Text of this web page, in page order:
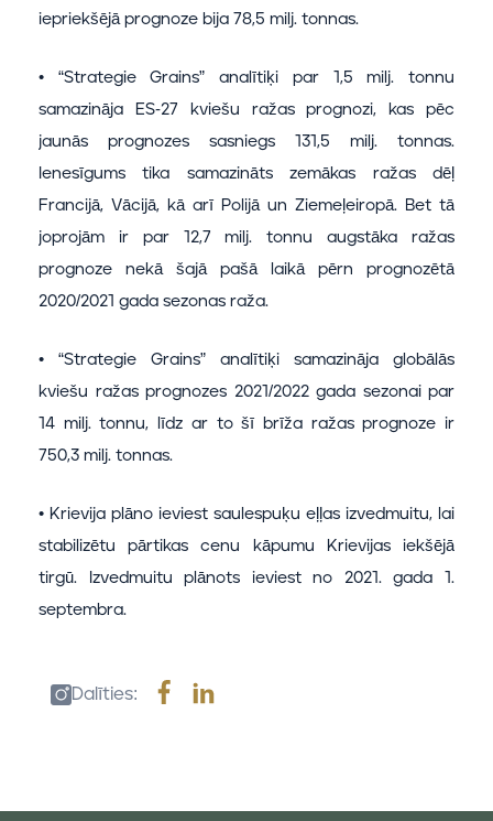
iepriekšējā prognoze bija 78,5 milj. tonnas.
• “Strategie Grains” analītiķi par 1,5 milj. tonnu
samazināja ES-27 kviešu ražas prognozi, kas pēc
jaunās prognozes sasniegs 131,5 milj. tonnas.
Ienesīgums tika samazināts zemākas ražas dēļ
Francijā, Vācijā, kā arī Polijā un Ziemeļeiropā. Bet tā
joprojām ir par 12,7 milj. tonnu augstāka ražas
prognoze nekā šajā pašā laikā pērn prognozētā
2020/2021 gada sezonas raža.
• “Strategie Grains” analītiķi samazināja globālās
kviešu ražas prognozes 2021/2022 gada sezonai par
14 milj. tonnu, līdz ar to šī brīža ražas prognoze ir
750,3 milj. tonnas.
• Krievija plāno ieviest saulespuķu eļļas izvedmuitu, lai
stabilizētu pārtikas cenu kāpumu Krievijas iekšējā
tirgū. Izvedmuitu plānots ieviest no 2021. gada 1.
septembra.
Dalīties: